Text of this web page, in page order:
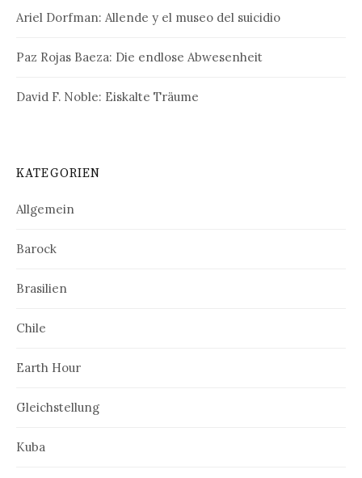
Ariel Dorfman: Allende y el museo del suicidio
Paz Rojas Baeza: Die endlose Abwesenheit
David F. Noble: Eiskalte Träume
KATEGORIEN
Allgemein
Barock
Brasilien
Chile
Earth Hour
Gleichstellung
Kuba